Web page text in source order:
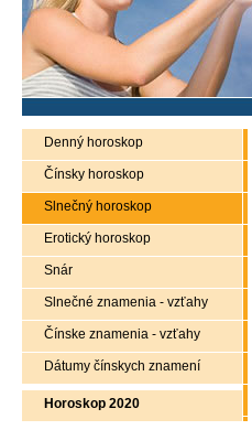
Denný horoskop
Čínsky horoskop
Slnečný horoskop
Erotický horoskop
Snár
Slnečné znamenia - vzťahy
Čínske znamenia - vzťahy
Dátumy čínskych znamení
Horoskop 2020